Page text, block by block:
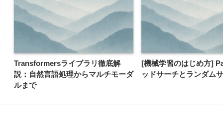
Transformersライブラリ徹底解
説：自然言語処理からマルチモーダ
ルまで
[機械学習のはじめ方]
ッドサーチとランダム